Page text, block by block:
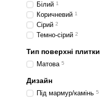
Білий 1
Коричневий 1
Сірий 2
Темно-сірий 2
Тип поверхні плитки
Матова 5
Дизайн
Під мармур/камінь 5